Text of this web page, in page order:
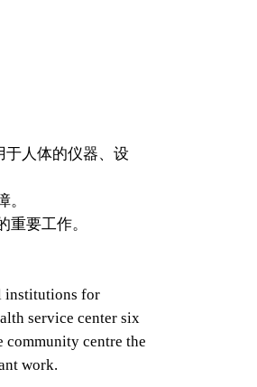
人体的仪器、设
要工作。
institutions for
service center six
community centre the
work.